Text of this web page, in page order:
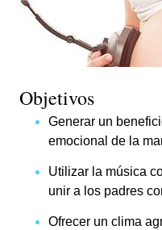
Objetivos
Generar un
emocional de la
Utilizar la música
unir a los padres
Ofrecer un clima